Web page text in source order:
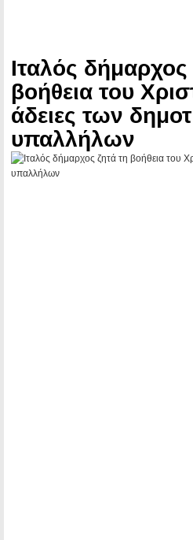
Ιταλός δήμαρχος
βοήθεια του
άδειες των
υπαλλήλων